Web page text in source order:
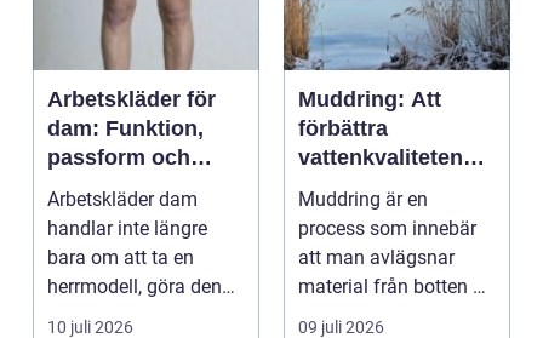
Arbetskläder för
dam: Funktion,
passform och
hållbarhet i fokus
Arbetskläder dam
handlar inte längre
bara om att ta en
herrmodell, göra den
mindre oc...
10 juli 2026
Muddring: Att
förbättra
vattenkvaliteten
och möjliggöra
navigering
Muddring är en
process som innebär
att man avlägsnar
material från botten av
en...
09 juli 2026